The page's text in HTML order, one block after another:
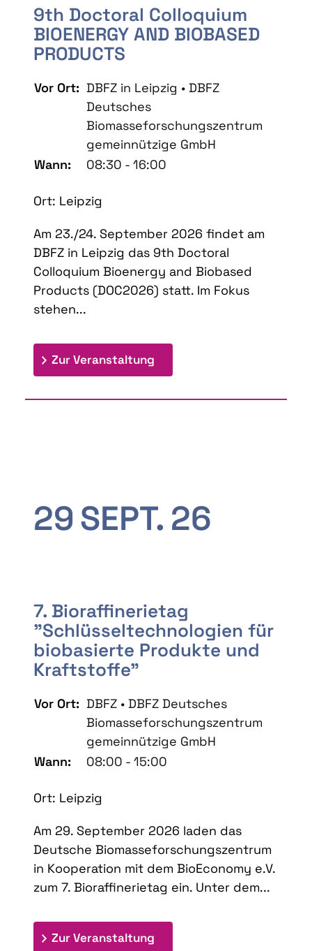
9th Doctoral Colloquium
BIOENERGY AND BIOBASED
PRODUCTS
Vor Ort: DBFZ in Leipzig • DBFZ
Deutsches
Biomasseforschungszentrum
gemeinnützige GmbH
Wann:
08:30 - 16:00
Ort: Leipzig
Am 23./24. September 2026 findet am
DBFZ in Leipzig das 9th Doctoral
Colloquium Bioenergy and Biobased
Products (DOC2026) statt. Im Fokus
stehen...
Zur Veranstaltung
29SEPT. 26
7. Bioraffinerietag
"Schlüsseltechnologien für
biobasierte Produkte und
Kraftstoffe"
Vor Ort: DBFZ • DBFZ Deutsches
Biomasseforschungszentrum
gemeinnützige GmbH
Wann:
08:00 - 15:00
Ort: Leipzig
Am 29. September 2026 laden das
Deutsche Biomasseforschungszentrum
in Kooperation mit dem BioEconomy e.V.
zum 7. Bioraffinerietag ein. Unter dem...
Zur Veranstaltung